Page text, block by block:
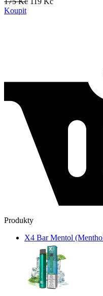
Koupit
Produkty
X4 Bar Mentol